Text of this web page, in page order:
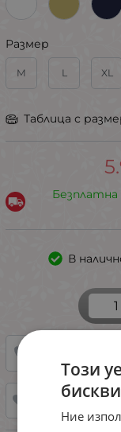
Размер
M L XL
Таблица с
В
ДОБАВИ В
Този
Ние